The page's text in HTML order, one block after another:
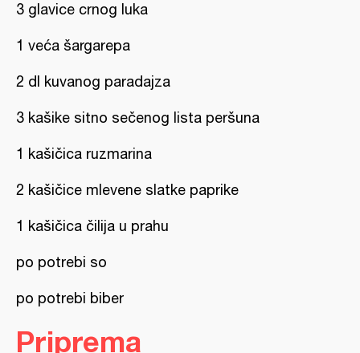
3 glavice crnog luka
1 veća šargarepa
2 dl kuvanog paradajza
3 kašike sitno sečenog lista peršuna
1 kašičica ruzmarina
2 kašičice mlevene slatke paprike
1 kašičica čilija u prahu
po potrebi so
po potrebi biber
Priprema